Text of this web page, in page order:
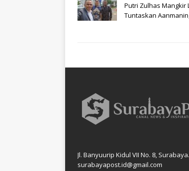
Putri Zulhas Mangkir
Tuntaskan
Jl. Banyuurip Kidul VII No. 8, Surabaya.
surabayapost.id@gmail.com